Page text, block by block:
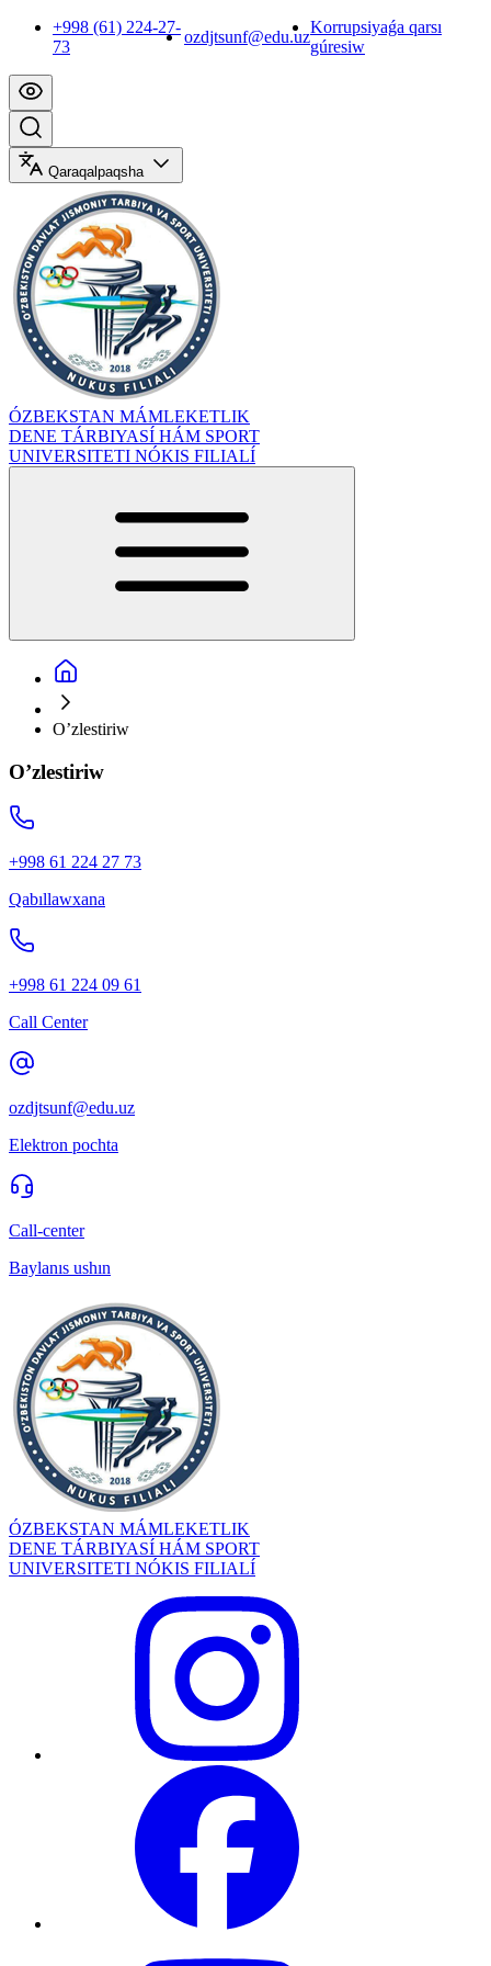
+998 (61) 224-27-
73
ozdjtsunf@edu.uz
Korrupsiyaǵa qarsı
gúresiw
Qaraqalpaqsha
ÓZBEKSTAN MÁMLEKETLIK
DENE TÁRBIYASÍ HÁM SPORT
UNIVERSITETI NÓKIS FILIALÍ
O’zlestiriw
O’zlestiriw
+998 61 224 27 73
Qabıllawxana
+998 61 224 09 61
Call Center
ozdjtsunf@edu.uz
Elektron pochta
Call-center
Baylanıs ushın
ÓZBEKSTAN MÁMLEKETLIK
DENE TÁRBIYASÍ HÁM SPORT
UNIVERSITETI NÓKIS FILIALÍ